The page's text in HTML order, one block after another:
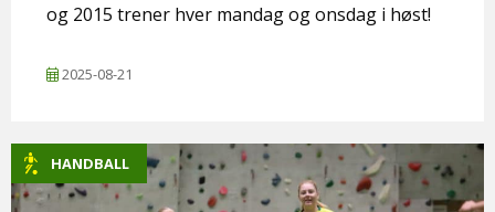
og 2015 trener hver mandag og onsdag i høst!
2025-08-21
HANDBALL